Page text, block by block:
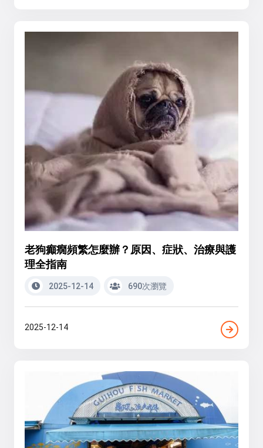
老狗癲癇頻繁怎麼辦？原因、症狀、治療與護
理全指南
2025-12-14 690次瀏覽
2025-12-14